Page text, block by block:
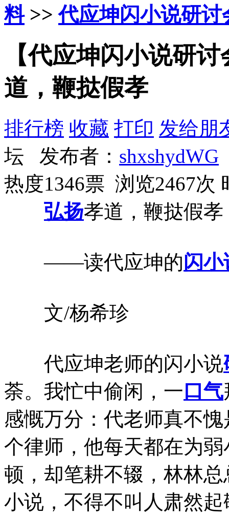
料>>代应坤闪小说研讨
【代应坤闪小说研
道，鞭挞假孝
排行榜 收藏 打印 发给朋
坛 发布者： shxshydWG
热度1346票 浏览2467次
弘扬孝道，鞭挞假孝
——读代应坤的闪小
文/杨希珍
代应坤老师的闪小说
荼。我忙中偷闲，一 口气
感慨万分：代老师真不
个律师，他每天都在为
顿，却笔耕不辍，林林
小说，不得不叫人肃然